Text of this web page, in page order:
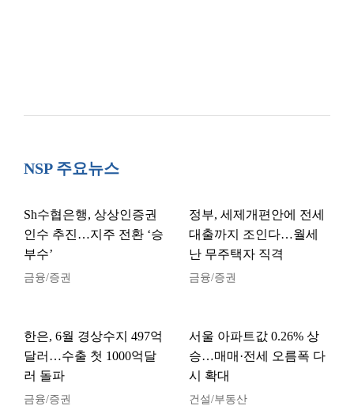
NSP 주요뉴스
Sh수협은행, 상상인증권
인수 추진…지주 전환 ‘승
부수’
금융/증권
정부, 세제개편안에 전세
대출까지 조인다…월세
난 무주택자 직격
금융/증권
한은, 6월 경상수지 497억
달러…수출 첫 1000억달
러 돌파
금융/증권
서울 아파트값 0.26% 상
승…매매·전세 오름폭 다
시 확대
건설/부동산